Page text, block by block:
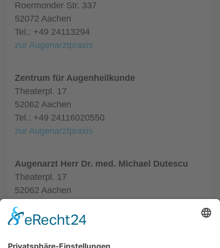
Roermonder Str. 337
52072 Aachen
Tel.: +49 24113294
zur Augenarztpraxis
Zentrum für Augenheilkunde
Theaterpl. 17
52062 Aachen
Tel.: +49 24116020550
zur Augenarztpraxis
Augenarzt Herr Dr. med. Michael Dutescu
Theaterpl. 17
52062 Aachen
zur Augenarztpraxis